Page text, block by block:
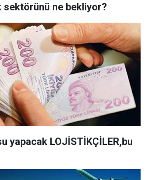
sektörünü ne bekliyor?
yapacak LOJİSTİKÇİLER,bu